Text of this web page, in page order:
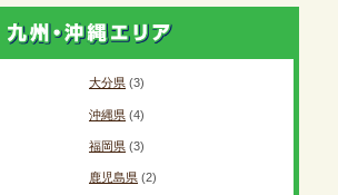
大分県(3)
沖縄県(4)
福岡県(3)
鹿児島県(2)